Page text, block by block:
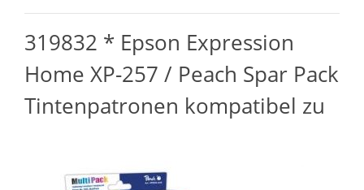
319832 * Epson Expression
Home XP-257 / Peach Spar Pack
Tintenpatronen kompatibel zu